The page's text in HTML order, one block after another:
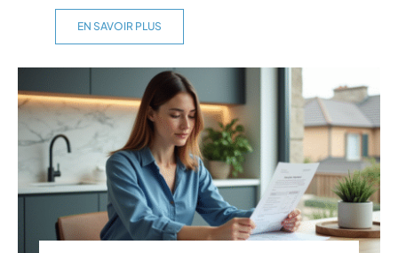
EN SAVOIR PLUS